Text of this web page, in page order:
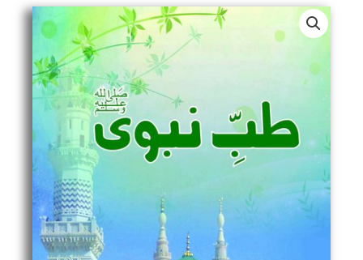
طب
quantity